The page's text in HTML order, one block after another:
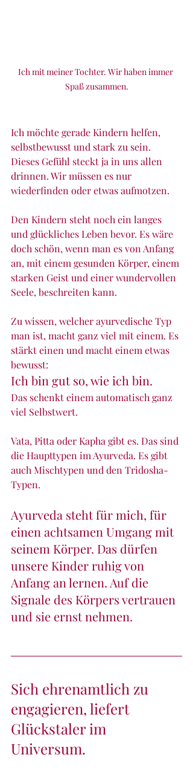
Ich mit meiner Tochter. Wir haben immer
Spaß zusammen.
Ich möchte gerade Kindern helfen,
selbstbewusst und stark zu sein.
Dieses Gefühl steckt ja in uns allen
drinnen. Wir müssen es nur
wiederfinden oder etwas aufmotzen.
Den Kindern steht noch ein langes
und glückliches Leben bevor. Es wäre
doch schön, wenn man es von Anfang
an, mit einem gesunden Körper, einem
starken Geist und einer wundervollen
Seele, beschreiten kann.
Zu wissen, welcher ayurvedische Typ
man ist, macht ganz viel mit einem. Es
stärkt einen und macht einem etwas
bewusst:
Ich bin gut so, wie ich bin.
Das schenkt einem automatisch ganz
viel Selbstwert.
Vata, Pitta oder Kapha gibt es. Das sind
die Haupttypen im Ayurveda. Es gibt
auch Mischtypen und den Tridosha-
Typen.
Ayurveda steht für mich, für
einen achtsamen Umgang mit
seinem Körper. Das dürfen
unsere Kinder ruhig von
Anfang an lernen. Auf die
Signale des Körpers vertrauen
und sie ernst nehmen.
Sich ehrenamtlich zu
engagieren, liefert
Glückstaler im
Universum.